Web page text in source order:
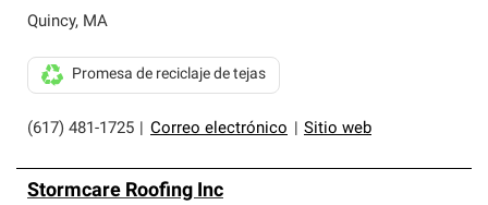
Quincy, MA
(617) 481-1725 Correo electrónico Sitio web
Promesa de reciclaje de tejas
Stormcare Roofing Inc